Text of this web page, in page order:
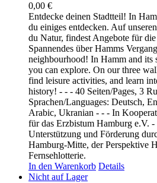
0,00 €
Entdecke deinen Stadtteil! In
du einiges entdecken. Auf
du Natur, findest Angebote für
Spannendes über Hamms
neighbourhood! In Hamm and its
you can explore. On our three
find leisure activities, and learn
history! - - - 40 Seiten/Pages, 3
Sprachen/Languages: Deutsch,
Arabic, Ukranian - - - In
für das Erzbistum Hamburg e.V.
Unterstützung und Förderung
Hamburg-Mitte, der Perspektive
Fernsehlotterie.
In den Warenkorb Details
Nicht auf Lager